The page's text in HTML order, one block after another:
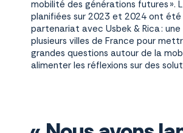
mobilité des générations futures ».
planifiées sur 2023 et 2024 ont été
partenariat avec Usbek & Rica :
plusieurs villes de France pour
grandes questions autour de la
alimenter les réflexions sur des